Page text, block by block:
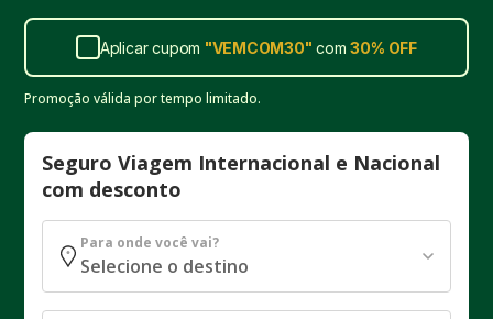
Aplicar cupom "VEMCOM30" com30% OFF
Promoção válida por tempo limitado.
Seguro Viagem Internacional e Nacional
com desconto
Para onde você vai?